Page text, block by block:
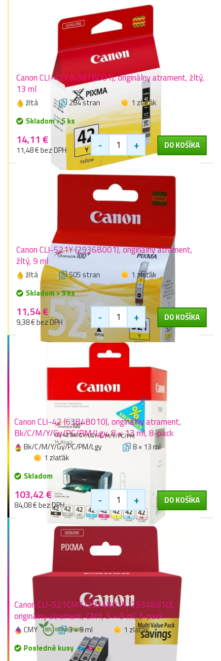
Canon CLI-42Y (6387B001), originálny atrament, žltý,
13 ml
žltá 284 stran
1 zlaťák
Skladom > 5 ks
14,11 €
11,48 € bez DPH - + DO KOŠÍKA
Canon CLI-521Y (2936B001), originálny atrament,
žltý, 9 ml
žltá 505 stran
1 zlaťák
Skladom > 9 ks
11,54 €
9,38 € bez DPH - + DO KOŠÍKA
Canon CLI-42 (6384B010), originálny atrament,
Bk/C/M/Y/Gy/PC/PM/Lgy, 8 × 13 ml, 8-pack
Bk/C/M/Y/Gy/PC/PM/Lgy
8 × 13 ml
1 zlaťák
Skladom
103,42 €
84,08 € bez DPH - + DO KOŠÍKA
Canon CLI-521CMY (2934B015, 2934B010),
originálny atrament, CMY, 3 × 9 ml, 3-pack
CMY 3 × 9 ml
1 zlaťák
Posledné kusy